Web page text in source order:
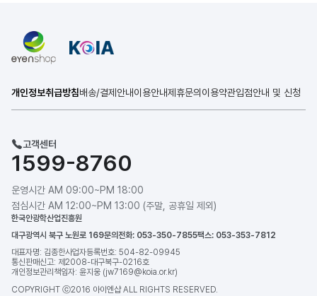
개인정보취급방침배송/결제안내이용안내제휴문의 이용약관입점안내 및 신청
고객센터
1599-8760
운영시간 AM 09:00~PM 18:00
점심시간 AM 12:00~PM 13:00 (주말, 공휴일 제외)
한국안광학산업진흥원
대구광역시 북구 노원로 169문의전화: 053-350-7855팩스: 053-353-7812
대표자명: 김종한사업자등록번호: 504-82-09945
통신판매신고: 제2008-대구북구-0216호
개인정보관리책임자: 윤지웅 (jw7169@koia.or.kr)
COPYRIGHT ⓒ2016 아이엔샵 ALL RIGHTS RESERVED.